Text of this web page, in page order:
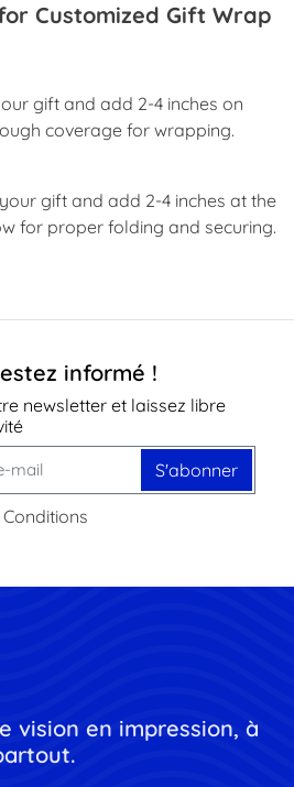
Customized Gift Wrap
gift and add 2-4 inches on
coverage for wrapping.
gift and add 2-4 inches at the
for proper folding and securing.
informé !
newsletter et laissez libre
S'abonner
vision en impression, à